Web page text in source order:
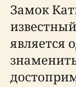
Замок
является